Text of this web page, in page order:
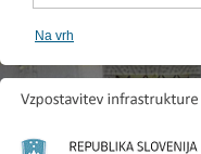
Na vrh